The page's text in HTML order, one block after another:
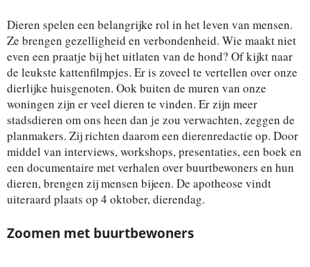
Dieren spelen een belangrijke rol in het leven van mensen.
Ze brengen gezelligheid en verbondenheid. Wie maakt niet
even een praatje bij het uitlaten van de hond? Of kijkt naar
de leukste kattenfilmpjes. Er is zoveel te vertellen over onze
dierlijke huisgenoten. Ook buiten de muren van onze
woningen zijn er veel dieren te vinden. Er zijn meer
stadsdieren om ons heen dan je zou verwachten, zeggen de
planmakers. Zij richten daarom een dierenredactie op. Door
middel van interviews, workshops, presentaties, een boek en
een documentaire met verhalen over buurtbewoners en hun
dieren, brengen zij mensen bijeen. De apotheose vindt
uiteraard plaats op 4 oktober, dierendag.
Zoomen met buurtbewoners